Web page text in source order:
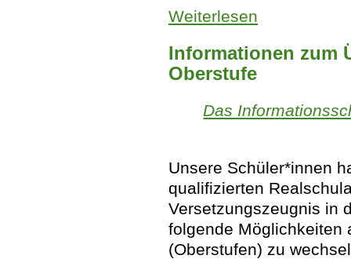
Weiterlesen
Informationen zum
Oberstufe
Das
Unsere Schüler*innen
qualifizierten
Versetzungszeugnis in
folgende Möglichkeiten
(Oberstufen) zu